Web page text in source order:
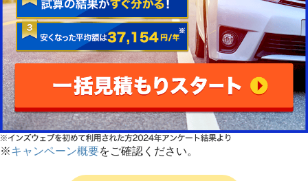
※キャンペーン概要をご確認ください。